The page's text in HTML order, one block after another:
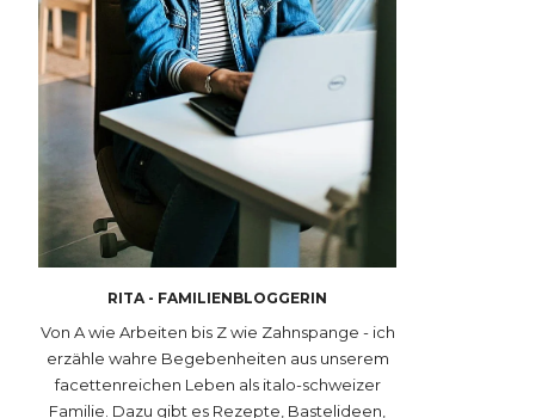
RITA - FAMILIENBLOGGERIN
Von A wie Arbeiten bis Z wie Zahnspange - ich
erzähle wahre Begebenheiten aus unserem
facettenreichen Leben als italo-schweizer
Familie. Dazu gibt es Rezepte, Bastelideen,